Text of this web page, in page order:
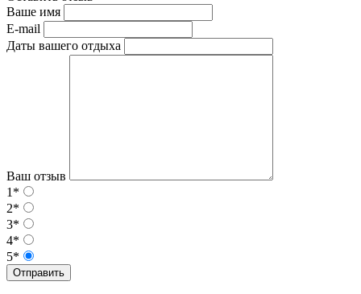
Ваше имя
E-mail
Даты вашего отдыха
Ваш отзыв
1*
2*
3*
4*
5*
Отправить